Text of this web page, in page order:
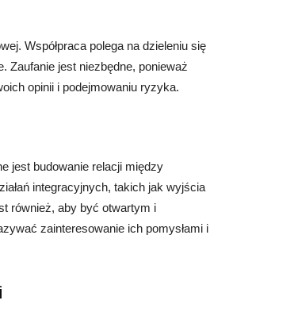
Współpraca polega na dzieleniu się
Zaufanie jest niezbędne, ponieważ
opinii i podejmowaniu ryzyka.
jest budowanie relacji między
integracyjnych, takich jak wyjścia
również, aby być otwartym i
zainteresowanie ich pomysłami i